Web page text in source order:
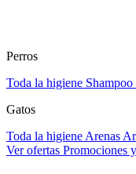
Perros
Toda la higiene Shampoo
Gatos
Toda la higiene Arenas
Ver ofertas Promociones